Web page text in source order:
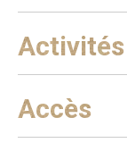
Activités
Accès